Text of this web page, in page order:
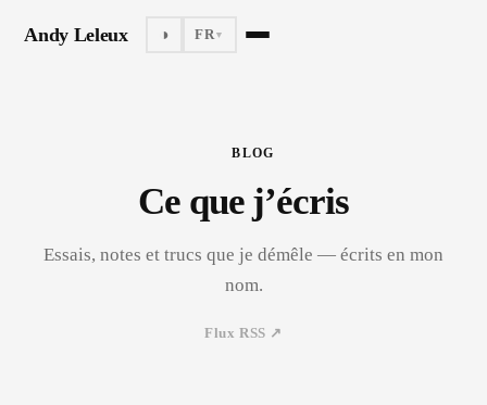
Andy Leleux ◑ FR ▼
BLOG
Ce que j’écris
Essais, notes et trucs que je démêle — écrits en mon
nom.
Flux RSS ↗